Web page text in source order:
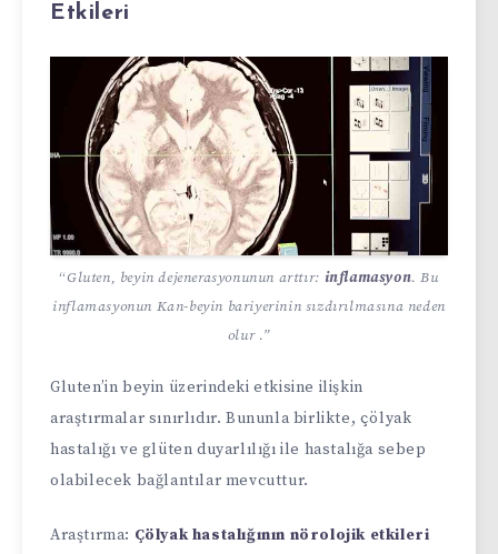
Etkileri
“Gluten, beyin dejenerasyonunun arttır: inflamasyon. Bu
inflamasyonun Kan-beyin bariyerinin sızdırılmasına neden
olur .”
Gluten’in beyin üzerindeki etkisine ilişkin
araştırmalar sınırlıdır. Bununla birlikte, çölyak
hastalığı ve glüten duyarlılığı ile hastalığa sebep
olabilecek bağlantılar mevcuttur.
Araştırma: Çölyak hastalığının nörolojik etkileri